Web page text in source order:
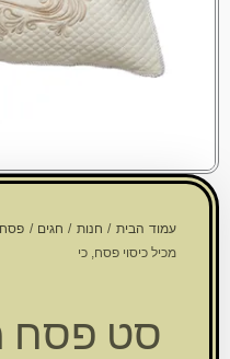
עמוד הבית / חנות / חגים / פסח
מכיל כיסוי פסח, כי
סט פסח